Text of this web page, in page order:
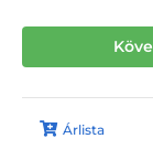
Árlista